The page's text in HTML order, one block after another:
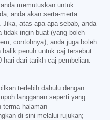
memutuskan untuk
anda akan serta-merta
Jika, atas apa-apa sebab, anda
tidak ingin buat (yang boleh
contohnya), anda juga boleh
balik penuh untuk caj tersebut
hari dari tarikh caj pembelian.
terlebih dahulu dengan
langganan seperti yang
terma halaman
di sini melalui rujukan;